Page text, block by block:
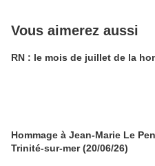
Vous aimerez aussi
RN : le mois de juillet de la
Hommage à Jean-Marie Le
Trinité-sur-mer (20/06/26)